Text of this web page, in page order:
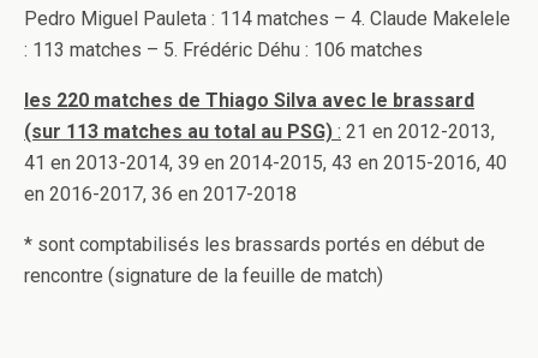
Pedro Miguel Pauleta : 114 matches – 4. Claude Makelele
: 113 matches – 5. Frédéric Déhu : 106 matches
les 220 matches de Thiago Silva avec le brassard
(sur 113 matches au total au PSG) : 21 en 2012-2013,
41 en 2013-2014, 39 en 2014-2015, 43 en 2015-2016, 40
en 2016-2017, 36 en 2017-2018
* sont comptabilisés les brassards portés en début de
rencontre (signature de la feuille de match)